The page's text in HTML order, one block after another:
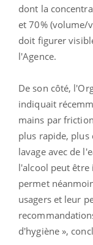
dont la
et 70% (volume/
doit figurer
l'Agence.
De son côté,
indiquait
mains par
plus rapide, plus
lavage avec de
l'alcool peut être
permet
usagers et leur
d'hygiène »,